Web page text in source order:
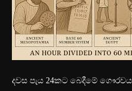
දවස පැය 24කට බෙදීමේ